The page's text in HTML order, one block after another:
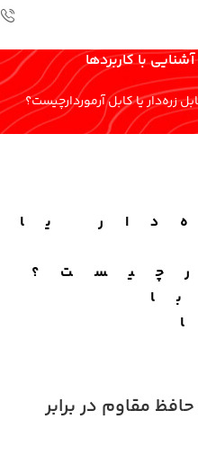
با کاربردها
زره‌دار یا کابل آرموردارچیست؟
یا
حافظ مقاوم در برابر